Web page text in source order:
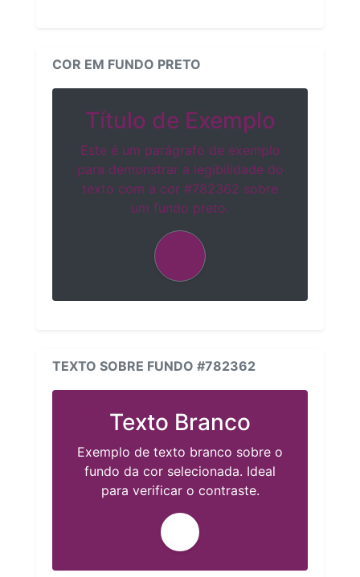
COR EM FUNDO PRETO
Título de Exemplo
Este é um parágrafo de exemplo
para demonstrar a legibilidade do
texto com a cor #782362 sobre
um fundo preto.
TEXTO SOBRE FUNDO #782362
Texto Branco
Exemplo de texto branco sobre o
fundo da cor selecionada. Ideal
para verificar o contraste.